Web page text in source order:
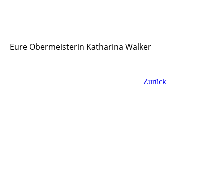
Eure Obermeisterin Katharina Walker
Zurück